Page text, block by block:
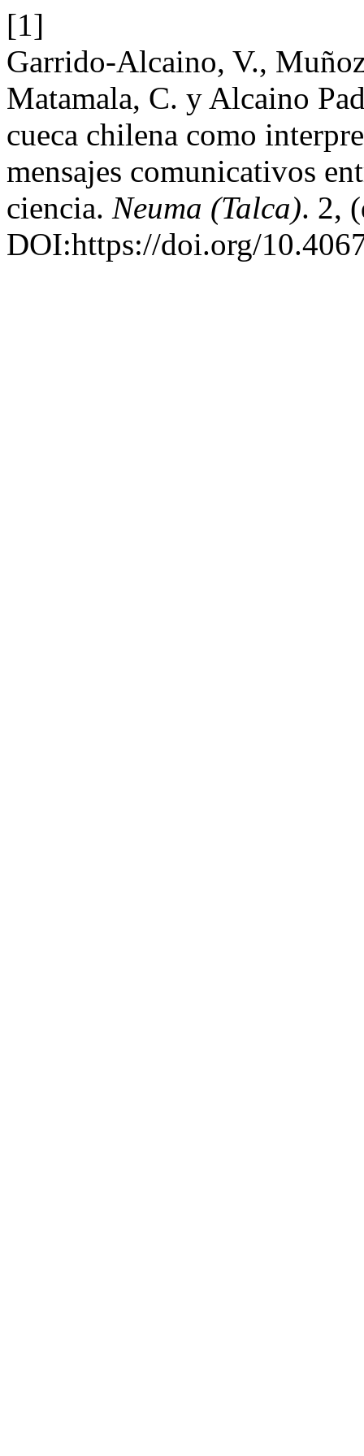
[1]
Garrido-Alcaino, V.,
Matamala, C. y Alcaino
cueca chilena como
mensajes comunicativos
ciencia. Neuma (Talca). 2,
DOI:https://doi.org/